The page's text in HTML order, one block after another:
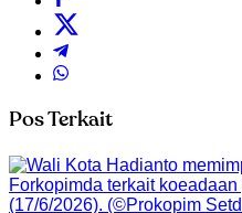
Pos Terkait